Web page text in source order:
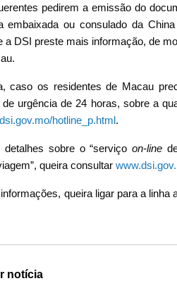
pedirem a emissão do
embaixada ou consulado da
a DSI preste mais informação, de
caso os residentes de Macau
urgência de 24 horas, sobre a
hotline_p.html.
detalhes sobre o “serviçoon-line
queira consultar
queira ligar para a
notícia